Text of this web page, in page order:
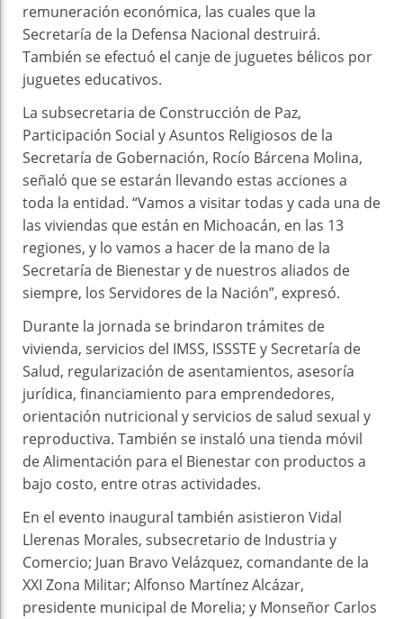
remuneración económica, las cuales que la
Secretaría de la Defensa Nacional destruirá.
También se efectuó el canje de juguetes bélicos por
juguetes educativos.
La subsecretaria de Construcción de Paz,
Participación Social y Asuntos Religiosos de la
Secretaría de Gobernación, Rocío Bárcena Molina,
señaló que se estarán llevando estas acciones a
toda la entidad. “Vamos a visitar todas y cada una de
las viviendas que están en Michoacán, en las 13
regiones, y lo vamos a hacer de la mano de la
Secretaría de Bienestar y de nuestros aliados de
siempre, los Servidores de la Nación”, expresó.
Durante la jornada se brindaron trámites de
vivienda, servicios del IMSS, ISSSTE y Secretaría de
Salud, regularización de asentamientos, asesoría
jurídica, financiamiento para emprendedores,
orientación nutricional y servicios de salud sexual y
reproductiva. También se instaló una tienda móvil
de Alimentación para el Bienestar con productos a
bajo costo, entre otras actividades.
En el evento inaugural también asistieron Vidal
Llerenas Morales, subsecretario de Industria y
Comercio; Juan Bravo Velázquez, comandante de la
XXI Zona Militar; Alfonso Martínez Alcázar,
presidente municipal de Morelia; y Monseñor Carlos